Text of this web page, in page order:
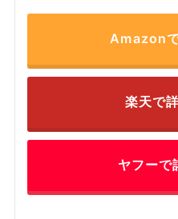
Amazon
楽天で
ヤフーで